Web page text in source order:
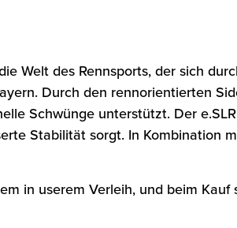
Welt des Rennsports, der sich
Durch den rennorientierten
Schwünge unterstützt. Der
Stabilität sorgt. In Kombination
in userem Verleih, und beim